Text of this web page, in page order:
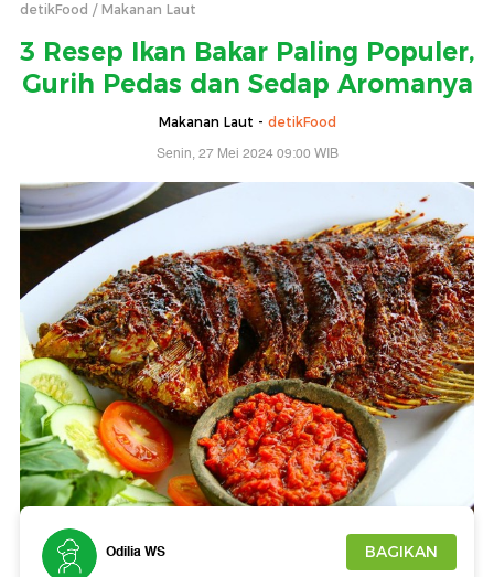
detikFood Makanan Laut
3 Resep Ikan Bakar Paling Populer,
Gurih Pedas dan Sedap Aromanya
Makanan Laut - detikFood
Senin, 27 Mei 2024 09:00 WIB
Foto: iStock
Odilia WS BAGIKAN